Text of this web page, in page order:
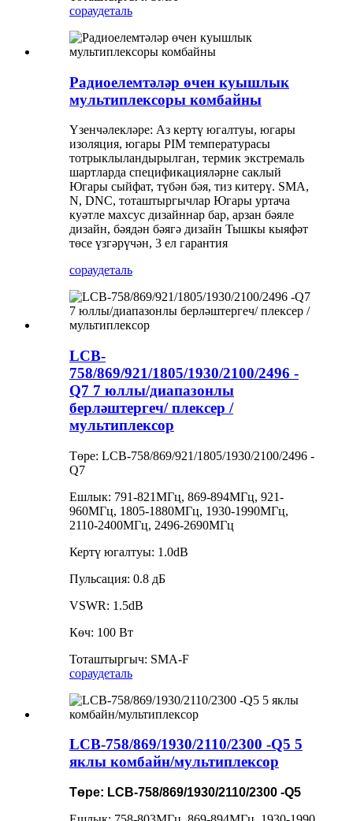
сораудеталь
Радиоелемтәләр өчен куышлык
мультиплексоры комбайны
Үзенчәлекләре: Аз кертү югалтуы, югары
изоляция, югары PIM температурасы
тотрыклыландырылган, термик экстремаль
шартларда спецификацияләрне саклый
Югары сыйфат, түбән бәя, тиз китерү. SMA,
N, DNC, тоташтыргычлар Югары уртача
куәтле махсус дизайннар бар, арзан бәяле
дизайн, бәядән бәягә дизайн Тышкы кыяфәт
төсе үзгәрүчән, 3 ел гарантия
сораудеталь
LCB-
758/869/921/1805/1930/2100/2496 -
Q7 7 юллы/диапазонлы
берләштергеч/ плексер /
мультиплексор
Төре: LCB-758/869/921/1805/1930/2100/2496 -
Q7
Ешлык: 791-821МГц, 869-894МГц, 921-
960МГц, 1805-1880МГц, 1930-1990МГц,
2110-2400МГц, 2496-2690МГц
Кертү югалтуы: 1.0dB
Пульсация: 0.8 дБ
VSWR: 1.5dB
Көч: 100 Вт
Тоташтыргыч: SMA-F
сораудеталь
LCB-758/869/1930/2110/2300 -Q5 5
яклы комбайн/мультиплексор
Төре: LCB-758/869/1930/2110/2300 -Q5